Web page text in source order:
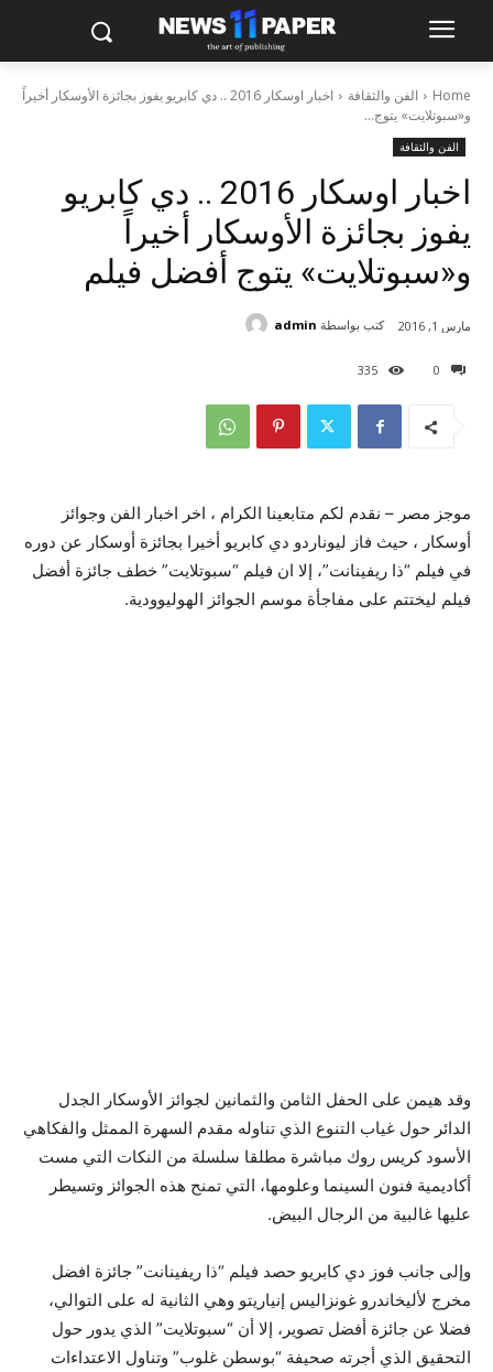
Home الفن والثقافة
اخبار اوسكار 2016 .. دي كابريو يفوز بجائزة الأوسكار أخيراً
و«سبوتلايت» يتوج...
الفن والثقافة
اخبار اوسكار 2016 .. دي كابريو
يفوز بجائزة الأوسكار أخيراً
و«سبوتلايت» يتوج أفضل فيلم
0
335
مارس 1, 2016 كتب بواسطة admin
موجز مصر – نقدم لكم متابعينا الكرام ، اخر اخبار الفن وجوائز
أوسكار ، حيث فاز ليوناردو دي كابريو أخيرا بجائزة أوسكار عن دوره
في فيلم “ذا ريفينانت”، إلا ان فيلم “سبوتلايت” خطف جائزة أفضل
فيلم ليختتم على مفاجأة موسم الجوائز الهوليوودية.
وقد هيمن على الحفل الثامن والثمانين لجوائز الأوسكار الجدل
الدائر حول غياب التنوع الذي تناوله مقدم السهرة الممثل والفكاهي
الأسود كريس روك مباشرة مطلقا سلسلة من النكات التي مست
أكاديمية فنون السينما وعلومها، التي تمنح هذه الجوائز وتسيطر
عليها غالبية من الرجال البيض.
وإلى جانب فوز دي كابريو حصد فيلم “ذا ريفينانت” جائزة افضل
مخرج لأليخاندرو غونزاليس إنياريتو وهي الثانية له على التوالي،
فضلا عن جائزة أفضل تصوير، إلا أن “سبوتلايت” الذي يدور حول
التحقيق الذي أجرته صحيفة “بوسطن غلوب” وتناول الاعتداءات